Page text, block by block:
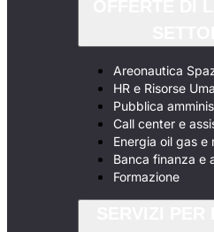
Areonautica
HR e Risorse
Pubblica
Call center e
Energia oil gas e
Banca finanza e
Formazione